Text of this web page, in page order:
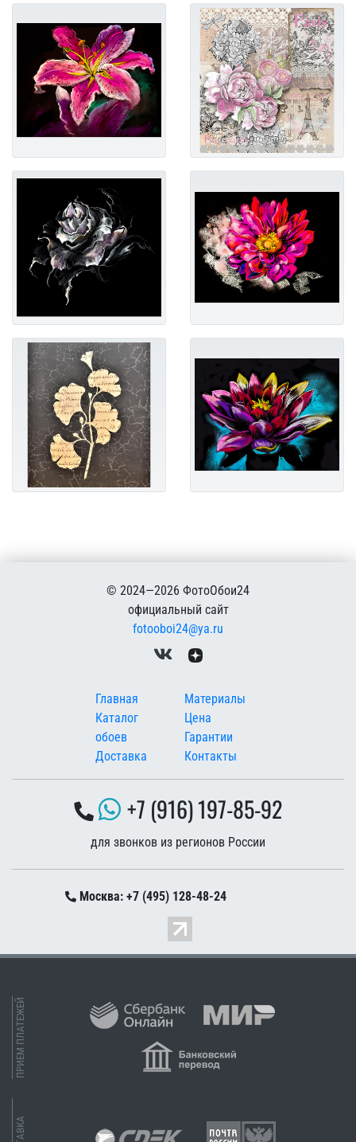
© 2024—2026 ФотоОбои24
официальный сайт
fotooboi24@ya.ru
Меню в подвале
Главная
Каталог
обоев
Доставка
Материалы
Цена
Гарантии
Контакты
+7 (916) 197-85-92
для звонков из регионов России
Москва: +7 (495) 128-48-24
ПРИЕМ ПЛАТЕЖЕЙ